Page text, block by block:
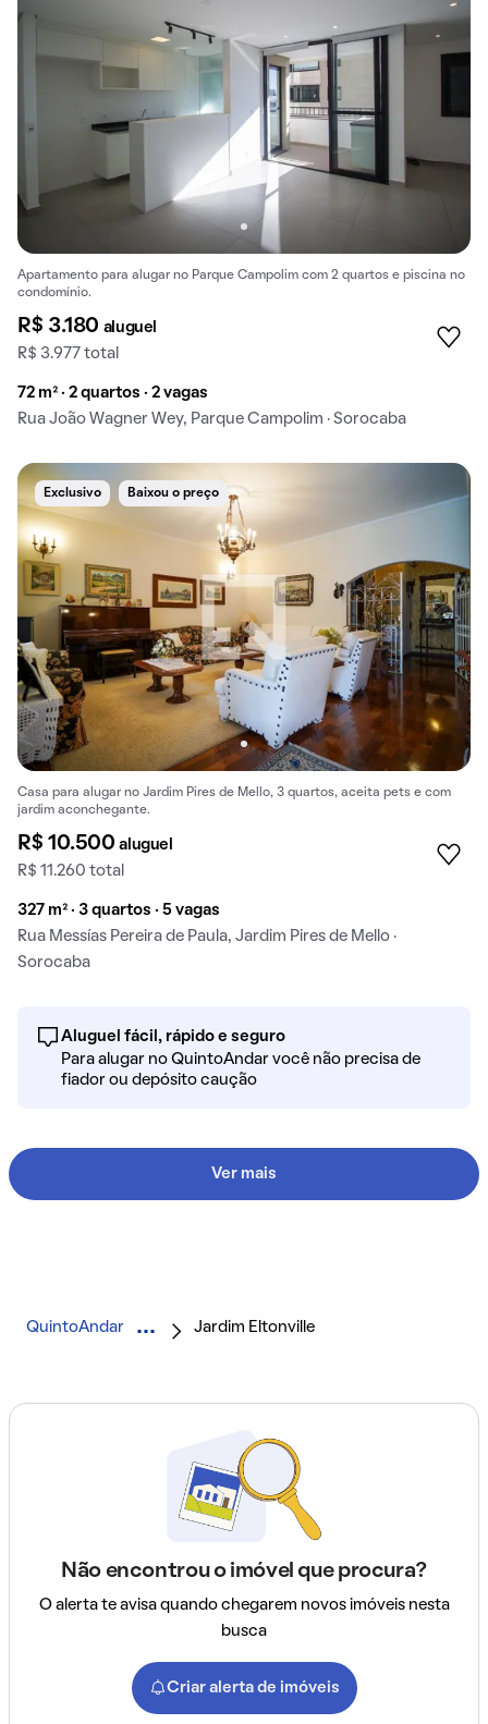
Apartamento para alugar no Parque Campolim com 2 quartos e piscina no
condomínio.
R$ 3.180 aluguel
R$ 3.977 total
72 m² · 2 quartos · 2 vagas
Rua João Wagner Wey, Parque Campolim · Sorocaba
Exclusivo Baixou o preço
Casa para alugar no Jardim Pires de Mello, 3 quartos, aceita pets e com
jardim aconchegante.
R$ 10.500aluguel
R$ 11.260 total
327 m² · 3 quartos · 5 vagas
Rua Messías Pereira de Paula, Jardim Pires de Mello ·
Sorocaba
Aluguel fácil, rápido e seguro
Para alugar no QuintoAndar você não precisa de
fiador ou depósito caução
Ver mais
QuintoAndar Jardim Eltonville
Não encontrou o imóvel que procura?
O alerta te avisa quando chegarem novos imóveis nesta
busca
Criar alerta de imóveis